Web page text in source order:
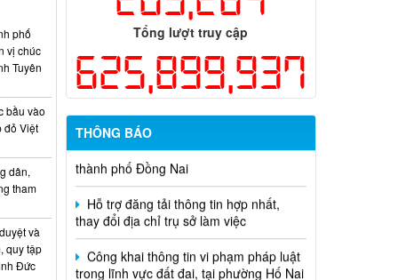
Tổng lượt truy cập
625,899,937
THÔNG BÁO
dụng ngân sách nhà nước đặt hàng thực
hiện năm 2026 (đợt 1) lần 3
Kế hoạch Thông tin, tuyên truyền triển
khai Kế hoạch Khám sức khỏe định kỳ
hoặc khám sàng lọc miễn phí ít nhất mỗi
năm một lần cho người dân trên địa bàn
thành phố Đồng Nai
Hỗ trợ đăng tải thông tin hợp nhất,
thay đổi địa chỉ trụ sở làm việc
Công khai thông tin vi phạm pháp luật
trong lĩnh vực đất đai, tại phường Hố Nai
phố
vị chúc
Tuyên
bầu vào
đỏ Việt
dân,
tham
và
quy tập
Đức